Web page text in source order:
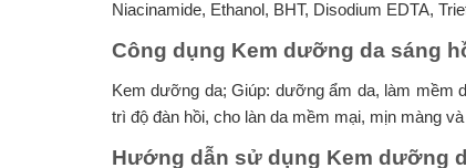
Niacinamide, Ethanol, BHT, Disodium EDTA,
Công dụng Kem dưỡng da sáng
Kem dưỡng da; Giúp: dưỡng ẩm da, làm mềm
trì độ đàn hồi, cho làn da mềm mại, mịn màng
Hướng dẫn sử dụng Kem dưỡng